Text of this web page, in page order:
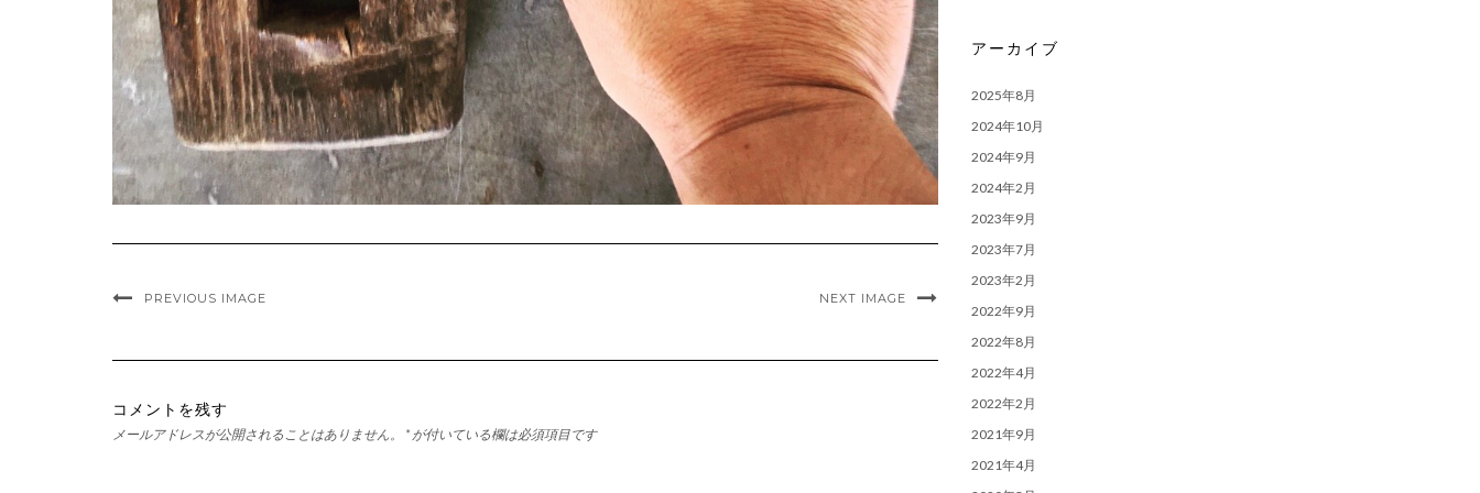
PREVIOUS IMAGE NEXT IMAGE
コメントを残す
メールアドレスが公開されることはありません。 * が付いている欄は必須項目です
アーカイブ
2025年8月
2024年10月
2024年9月
2024年2月
2023年9月
2023年7月
2023年2月
2022年9月
2022年8月
2022年4月
2022年2月
2021年9月
2021年4月